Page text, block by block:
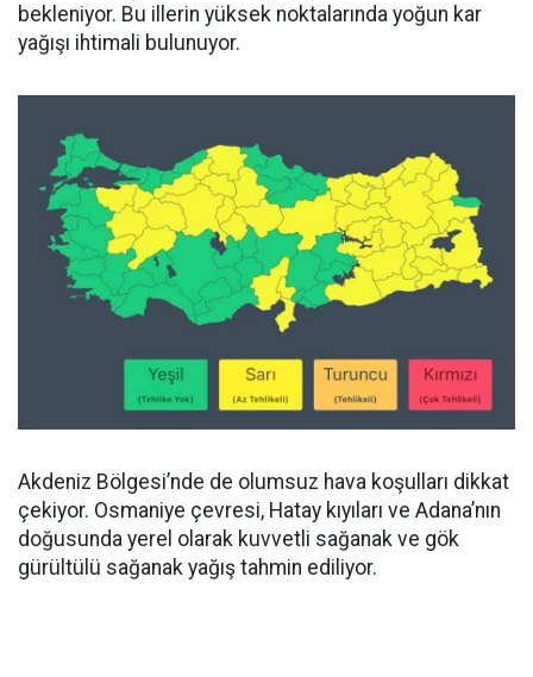
bekleniyor. Bu illerin yüksek noktalarında yoğun kar
yağışı ihtimali bulunuyor.
Akdeniz Bölgesi’nde de olumsuz hava koşulları dikkat
çekiyor. Osmaniye çevresi, Hatay kıyıları ve Adana’nın
doğusunda yerel olarak kuvvetli sağanak ve gök
gürültülü sağanak yağış tahmin ediliyor.